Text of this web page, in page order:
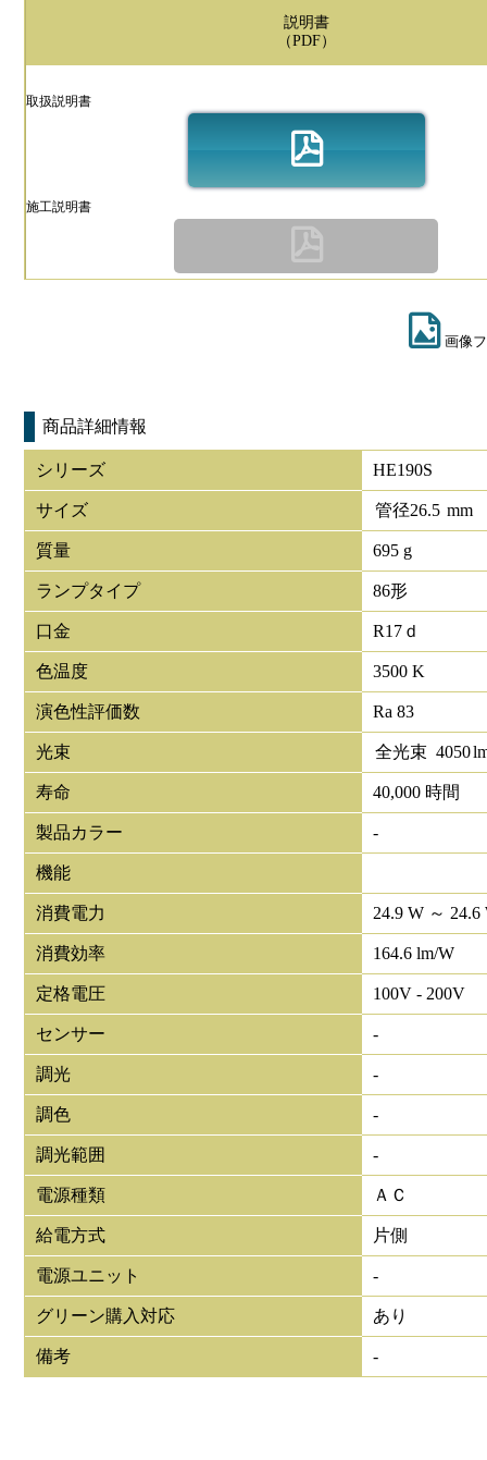
説明書
（PDF）
取扱説明書
施工説明書
画像
商品詳細情報
シリーズ HE190S
サイズ 管径26.5 mm
質量 695 g
ランプタイプ 86形
口金 R17ｄ
色温度 3500 K
演色性評価数 Ra 83
光束 全光束 4050
寿命 40,000 時間
製品カラー -
機能
消費電力 24.9 W ～ 24.6
消費効率 164.6 lm/W
定格電圧 100V - 200V
センサー -
調光 -
調色 -
調光範囲 -
電源種類 ＡＣ
給電方式 片側
電源ユニット -
グリーン購入対応 あり
備考 -